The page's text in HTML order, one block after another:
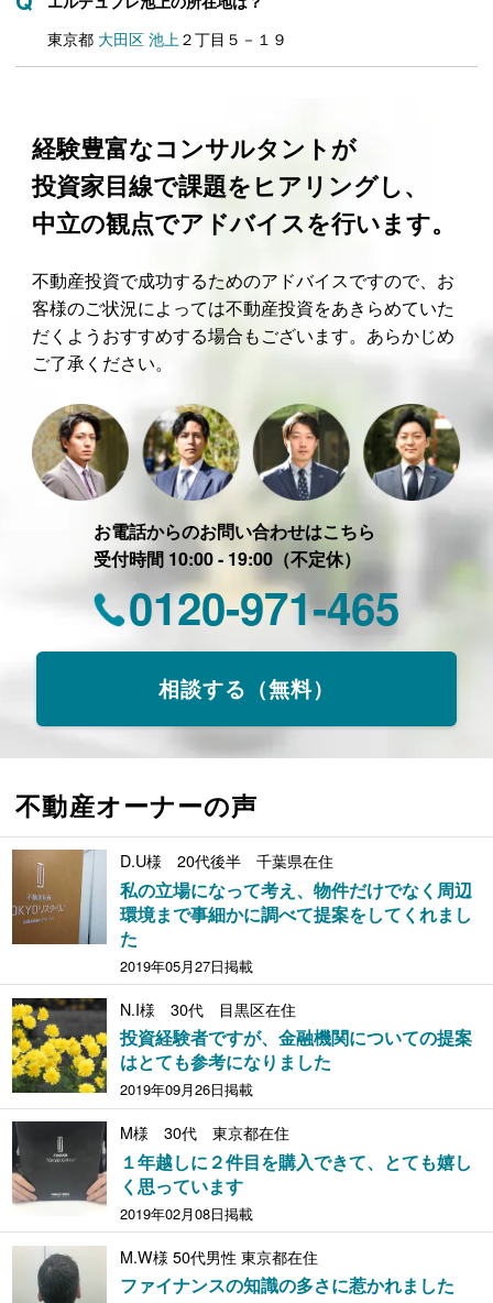
東京都 大田区 池上２丁目５－１９
経験豊富なコンサルタントが
投資家目線で課題をヒアリングし、
中立の観点でアドバイスを行います。
不動産投資で成功するためのアドバイスですので、お
客様のご状況によっては不動産投資をあきらめていた
だくようおすすめする場合もございます。あらかじめ
ご了承ください。
お電話からのお問い合わせはこちら
受付時間 10:00 - 19:00（不定休）
0120-971-465
相談する（無料）
不動産オーナーの声
D.U様 20代後半 千葉県在住
私の立場になって考え、物件だけでなく周辺
環境まで事細かに調べて提案をしてくれまし
た
2019年05月27日掲載
N.I様 30代 目黒区在住
投資経験者ですが、金融機関についての提案
はとても参考になりました
2019年09月26日掲載
M様 30代 東京都在住
１年越しに２件目を購入できて、とても嬉し
く思っています
2019年02月08日掲載
M.W様 50代男性 東京都在住
ファイナンスの知識の多さに惹かれました